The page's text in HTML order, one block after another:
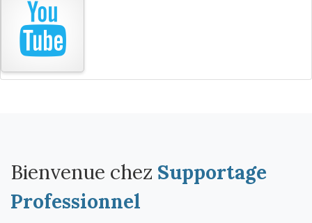
Bienvenue chez Supportage
Professionnel